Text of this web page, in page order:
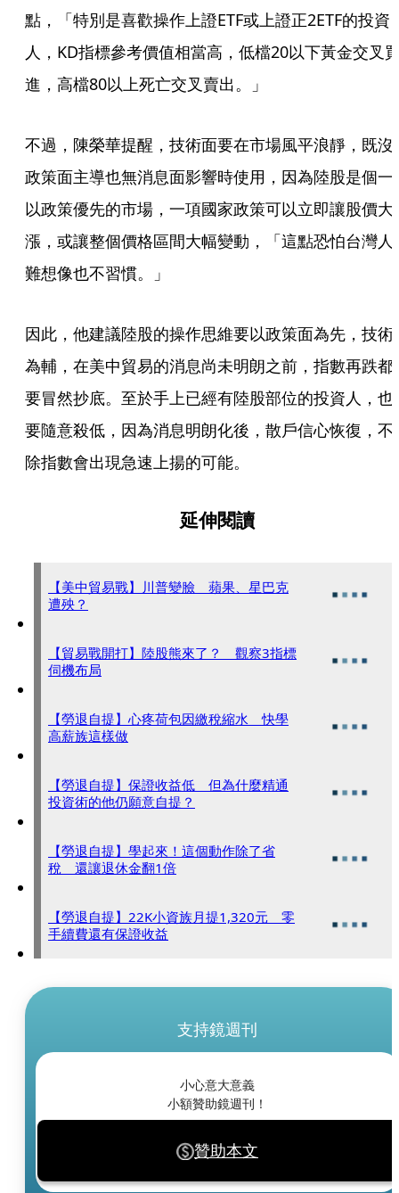
點，「特別是喜歡操作上證ETF或上證正2ETF的投資
人，KD指標參考價值相當高，低檔20以下黃金交叉
進，高檔80以上死亡交叉賣出。」
不過，陳榮華提醒，技術面要在市場風平浪靜，既沒
政策面主導也無消息面影響時使用，因為陸股是個一
以政策優先的市場，一項國家政策可以立即讓股價大
漲，或讓整個價格區間大幅變動，「這點恐怕台灣人
難想像也不習慣。」
因此，他建議陸股的操作思維要以政策面為先，技術
為輔，在美中貿易的消息尚未明朗之前，指數再跌都
要冒然抄底。至於手上已經有陸股部位的投資人，也
要隨意殺低，因為消息明朗化後，散戶信心恢復，不
除指數會出現急速上揚的可能。
延伸閱讀
【美中貿易戰】川普變臉 蘋果、星巴克
遭殃？
【貿易戰開打】陸股熊來了？ 觀察3指標
伺機布局
【勞退自提】心疼荷包因繳稅縮水 快學
高薪族這樣做
【勞退自提】保證收益低 但為什麼精通
投資術的他仍願意自提？
【勞退自提】學起來！這個動作除了省
稅 還讓退休金翻1倍
【勞退自提】22K小資族月提1,320元 零
手續費還有保證收益
支持鏡週刊
小心意大意義
小額贊助鏡週刊！
贊助本文